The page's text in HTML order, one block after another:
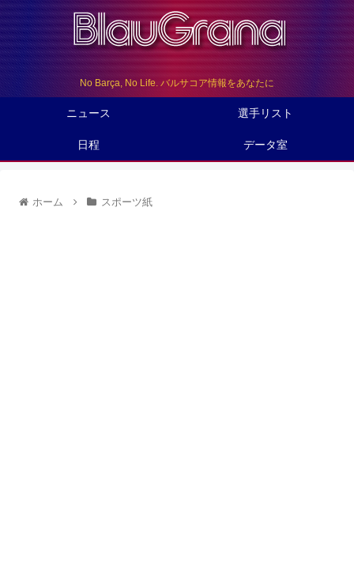
No Barça, No Life. バルサコア情報をあなたに
ニュース 選手リスト
日程 データ室
ホーム スポーツ紙